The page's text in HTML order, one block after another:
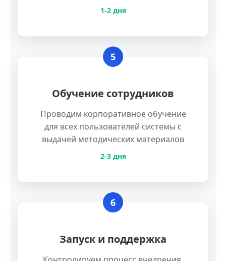
1-2 дня
5
Обучение сотрудников
Проводим корпоративное обучение
для всех пользователей системы с
выдачей методических материалов
2-3 дня
6
Запуск и поддержка